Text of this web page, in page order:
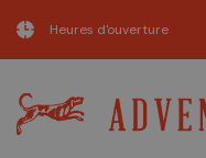
Heures d'ouverture